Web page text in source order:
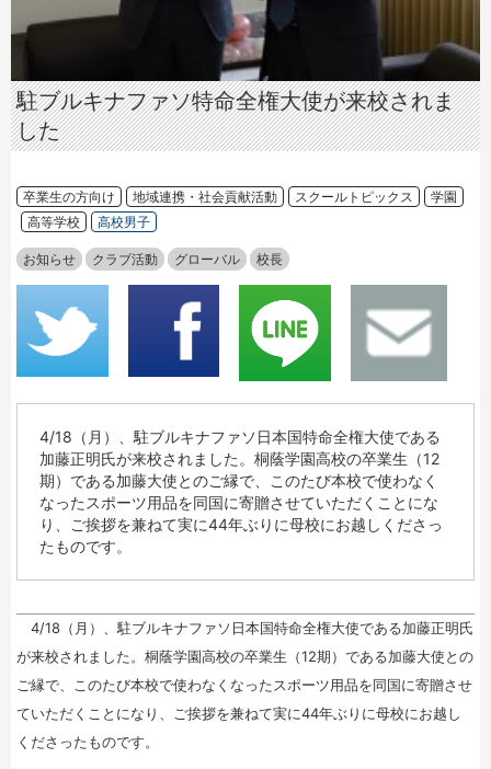
駐ブルキナファソ特命全権大使が来校されま
した
卒業生の方向け 地域連携・社会貢献活動 スクールトピックス
学園
高等学校
高校男子
お知らせ クラブ活動 グローバル 校長
4/18（月）、駐ブルキナファソ日本国特命全権大使である
加藤正明氏が来校されました。桐蔭学園高校の卒業生（12
期）である加藤大使とのご縁で、このたび本校で使わなく
なったスポーツ用品を同国に寄贈させていただくことにな
り、ご挨拶を兼ねて実に44年ぶりに母校にお越しくださっ
たものです。
4/18（月）、駐ブルキナファソ日本国特命全権大使である加藤正明氏
が来校されました。桐蔭学園高校の卒業生（12期）である加藤大使との
ご縁で、このたび本校で使わなくなったスポーツ用品を同国に寄贈させ
ていただくことになり、ご挨拶を兼ねて実に44年ぶりに母校にお越し
くださったものです。